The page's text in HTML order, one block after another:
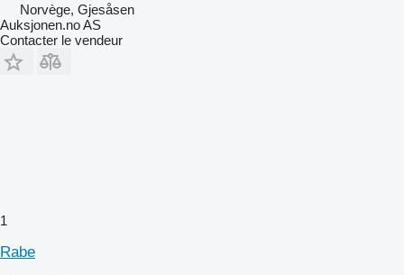
Norvège, Gjesåsen
Auksjonen.no AS
Contacter le vendeur
1
Rabe